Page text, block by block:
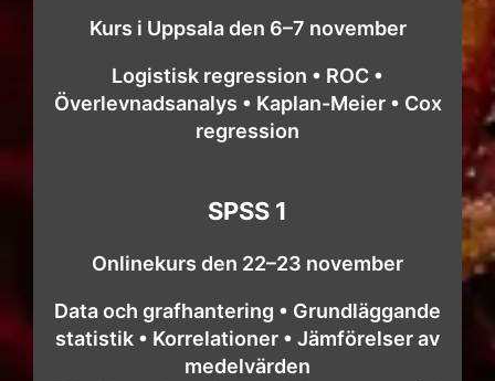
Kurs i Uppsala den 6–7 november
Logistisk regression • ROC •
Överlevnadsanalys • Kaplan-Meier • Cox
regression
SPSS 1
Onlinekurs den 22–23 november
Data och grafhantering • Grundläggande
statistik • Korrelationer • Jämförelser av
medelvärden